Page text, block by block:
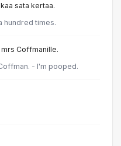
sata kertaa.
hundred times.
Coffmanille.
- I'm pooped.